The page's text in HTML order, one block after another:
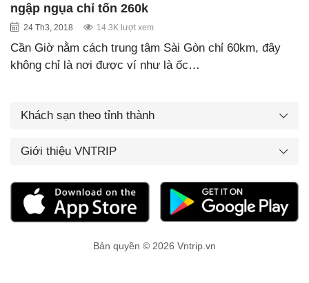
ngập ngụa chỉ tốn 260k
24 Th3, 2018 14.3K lượt xem
Cần Giờ nằm cách trung tâm Sài Gòn chỉ 60km, đây
không chỉ là nơi được ví như là ốc…
Khách sạn theo tỉnh thành
Giới thiệu VNTRIP
Bản quyền © 2026 Vntrip.vn